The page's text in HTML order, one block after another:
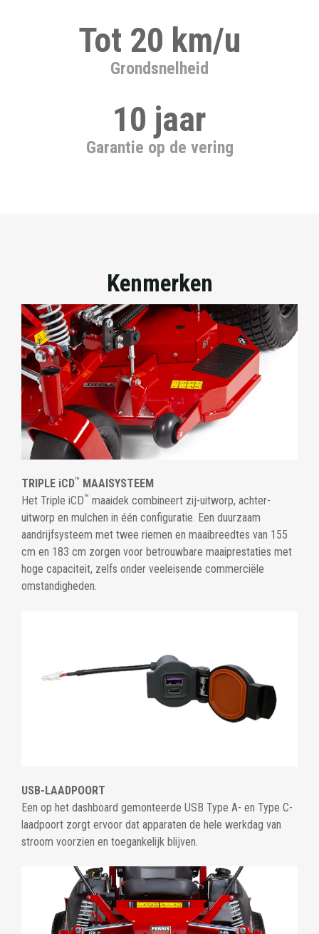
Grondsnelheid
Tot 20 km/u
Garantie op de vering
10 jaar
Kenmerken
TRIPLE iCD™ MAAISYSTEEM
Het Triple iCD™ maaidek combineert zij-uitworp, achter-
uitworp en mulchen in één configuratie. Een duurzaam
aandrijfsysteem met twee riemen en maaibreedtes van 155
cm en 183 cm zorgen voor betrouwbare maaiprestaties met
hoge capaciteit, zelfs onder veeleisende commerciële
omstandigheden.
USB-LAADPOORT
Een op het dashboard gemonteerde USB Type A- en Type C-
laadpoort zorgt ervoor dat apparaten de hele werkdag van
stroom voorzien en toegankelijk blijven.